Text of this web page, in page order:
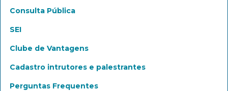
Consulta Pública
SEI
Clube de Vantagens
Cadastro intrutores e palestrantes
Perguntas Frequentes